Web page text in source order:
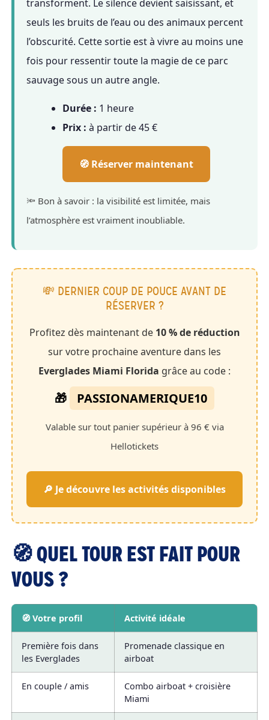
transforment. Le silence devient saisissant, et
seuls les bruits de l’eau ou des animaux percent
l’obscurité. Cette sortie est à vivre au moins une
fois pour ressentir toute la magie de ce parc
sauvage sous un autre angle.
Durée : 1 heure
Prix : à partir de 45 €
🧭 Réserver maintenant
🔦 Bon à savoir : la visibilité est limitée, mais
l’atmosphère est vraiment inoubliable.
💸 DERNIER COUP DE POUCE AVANT DE
RÉSERVER ?
Profitez dès maintenant de 10 % de réduction
sur votre prochaine aventure dans les
Everglades Miami Florida grâce au code :
🎁 PASSIONAMERIQUE10
Valable sur tout panier supérieur à 96 € via
Hellotickets
🔎 Je découvre les activités disponibles
🧭 QUEL TOUR EST FAIT POUR
VOUS ?
🧭 Votre profil Activité idéale
Première fois dans
les Everglades
Promenade classique en
airboat
En couple / amis
Combo airboat + croisière
Miami